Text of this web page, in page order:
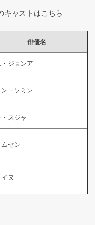
ャストはこちら
俳優名
・ジョンア
・ソミン
・スジャ
ムセン
ヌ